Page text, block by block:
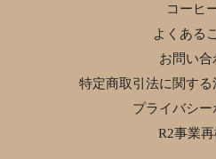
コーヒ
よくある
お問い合
特定商取引法に関す
プライバシー
R2事業